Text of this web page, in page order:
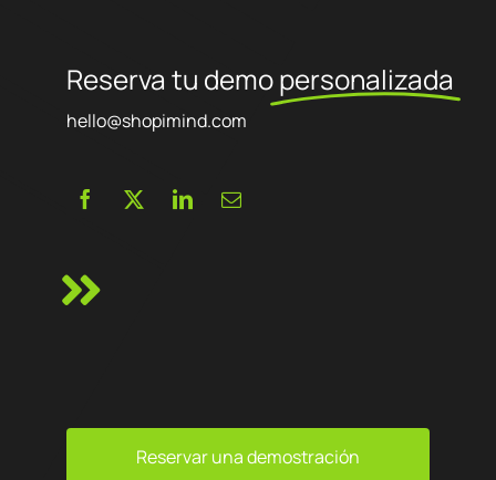
Reserva tu demopersonalizada
hello@shopimind.com
Reservar una demostración